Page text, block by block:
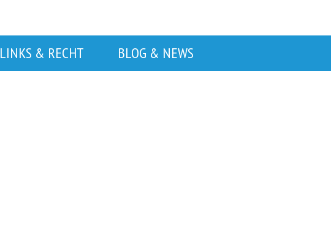
LINKS & RECHT BLOG & NEWS